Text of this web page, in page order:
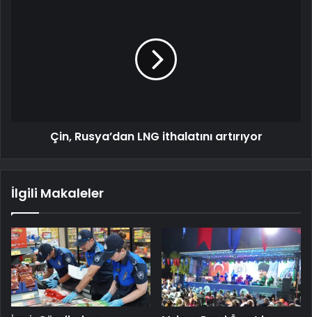
Çin, Rusya’dan LNG ithalatını artırıyor
İlgili Makaleler